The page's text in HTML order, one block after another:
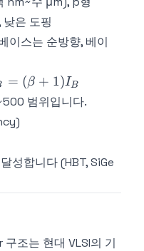
낮은 도핑
이스는 순방향, 베이
= (β + 1)IB
범위입니다.
성합니다 (HBT, SiGe
조는 현대 VLSI의 기